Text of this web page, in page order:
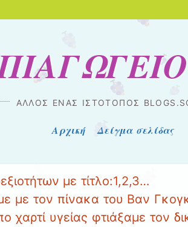
ΆΛΛΟΣ ΈΝΑΣ ΙΣΤΌΤΟΠΟΣ
Αρχική Δείγμα σελίδας
με τίτλο:1,2,3…
με τον πίνακα του Βαν
χαρτί υγείας φτιάξαμε τον